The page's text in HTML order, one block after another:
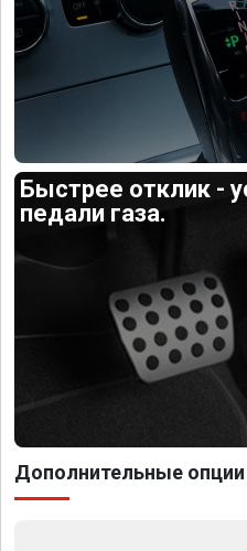
Быстрее отклик -
педали газа.
Дополнительные опции